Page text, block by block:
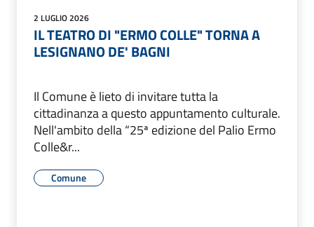
2 LUGLIO 2026
IL TEATRO DI "ERMO COLLE" TORNA A
LESIGNANO DE' BAGNI
Il Comune è lieto di invitare tutta la
cittadinanza a questo appuntamento culturale.
Nell'ambito della “25ª edizione del Palio Ermo
Colle&r...
Comune